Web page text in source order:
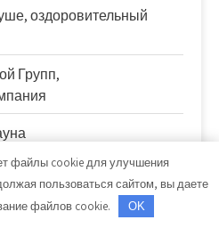
оздоровительный
Групп,
файлы cookie для улучшения
пользоваться сайтом, вы даете
файлов cookie.
OK